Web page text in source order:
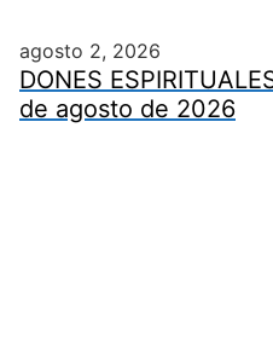
agosto 2, 2026
DONES
de agosto de 2026